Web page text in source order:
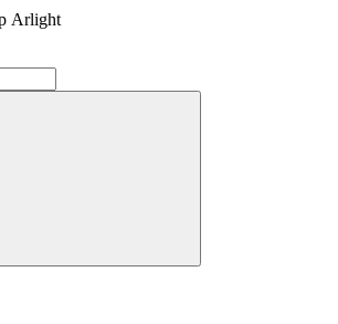
Arlight